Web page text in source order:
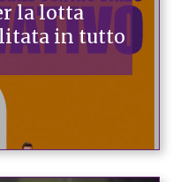
la lotta
in tutto